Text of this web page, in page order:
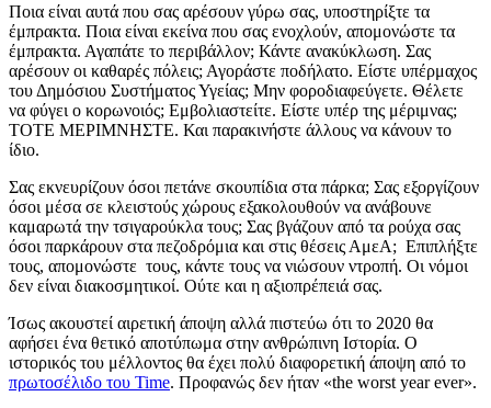
Ποια είναι αυτά που σας αρέσουν γύρω σας, υποστηρίξτε τα
έμπρακτα. Ποια είναι εκείνα που σας ενοχλούν, απομονώστε τα
έμπρακτα. Αγαπάτε το περιβάλλον; Κάντε ανακύκλωση. Σας
αρέσουν οι καθαρές πόλεις; Αγοράστε ποδήλατο. Είστε υπέρμαχος
του Δημόσιου Συστήματος Υγείας; Μην φοροδιαφεύγετε. Θέλετε
να φύγει ο κορωνοιός; Εμβολιαστείτε. Είστε υπέρ της μέριμνας;
ΤΟΤΕ ΜΕΡΙΜΝΗΣΤΕ. Και παρακινήστε άλλους να κάνουν το
ίδιο.
Σας εκνευρίζουν όσοι πετάνε σκουπίδια στα πάρκα; Σας εξοργίζουν
όσοι μέσα σε κλειστούς χώρους εξακολουθούν να ανάβουνε
καμαρωτά την τσιγαρούκλα τους; Σας βγάζουν από τα ρούχα σας
όσοι παρκάρουν στα πεζοδρόμια και στις θέσεις ΑμεΑ; Επιπλήξτε
τους, απομονώστε τους, κάντε τους να νιώσουν ντροπή. Οι νόμοι
δεν είναι διακοσμητικοί. Ούτε και η αξιοπρέπειά σας.
Ίσως ακουστεί αιρετική άποψη αλλά πιστεύω ότι το 2020 θα
αφήσει ένα θετικό αποτύπωμα στην ανθρώπινη Ιστορία. Ο
ιστορικός του μέλλοντος θα έχει πολύ διαφορετική άποψη από το
πρωτοσέλιδο του Time. Προφανώς δεν ήταν «the worst year ever».